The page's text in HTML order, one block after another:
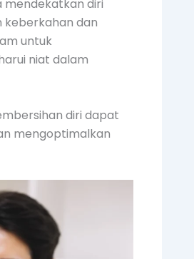
mendekatkan diri
keberkahan dan
untuk
niat dalam
diri dapat
mengoptimalkan